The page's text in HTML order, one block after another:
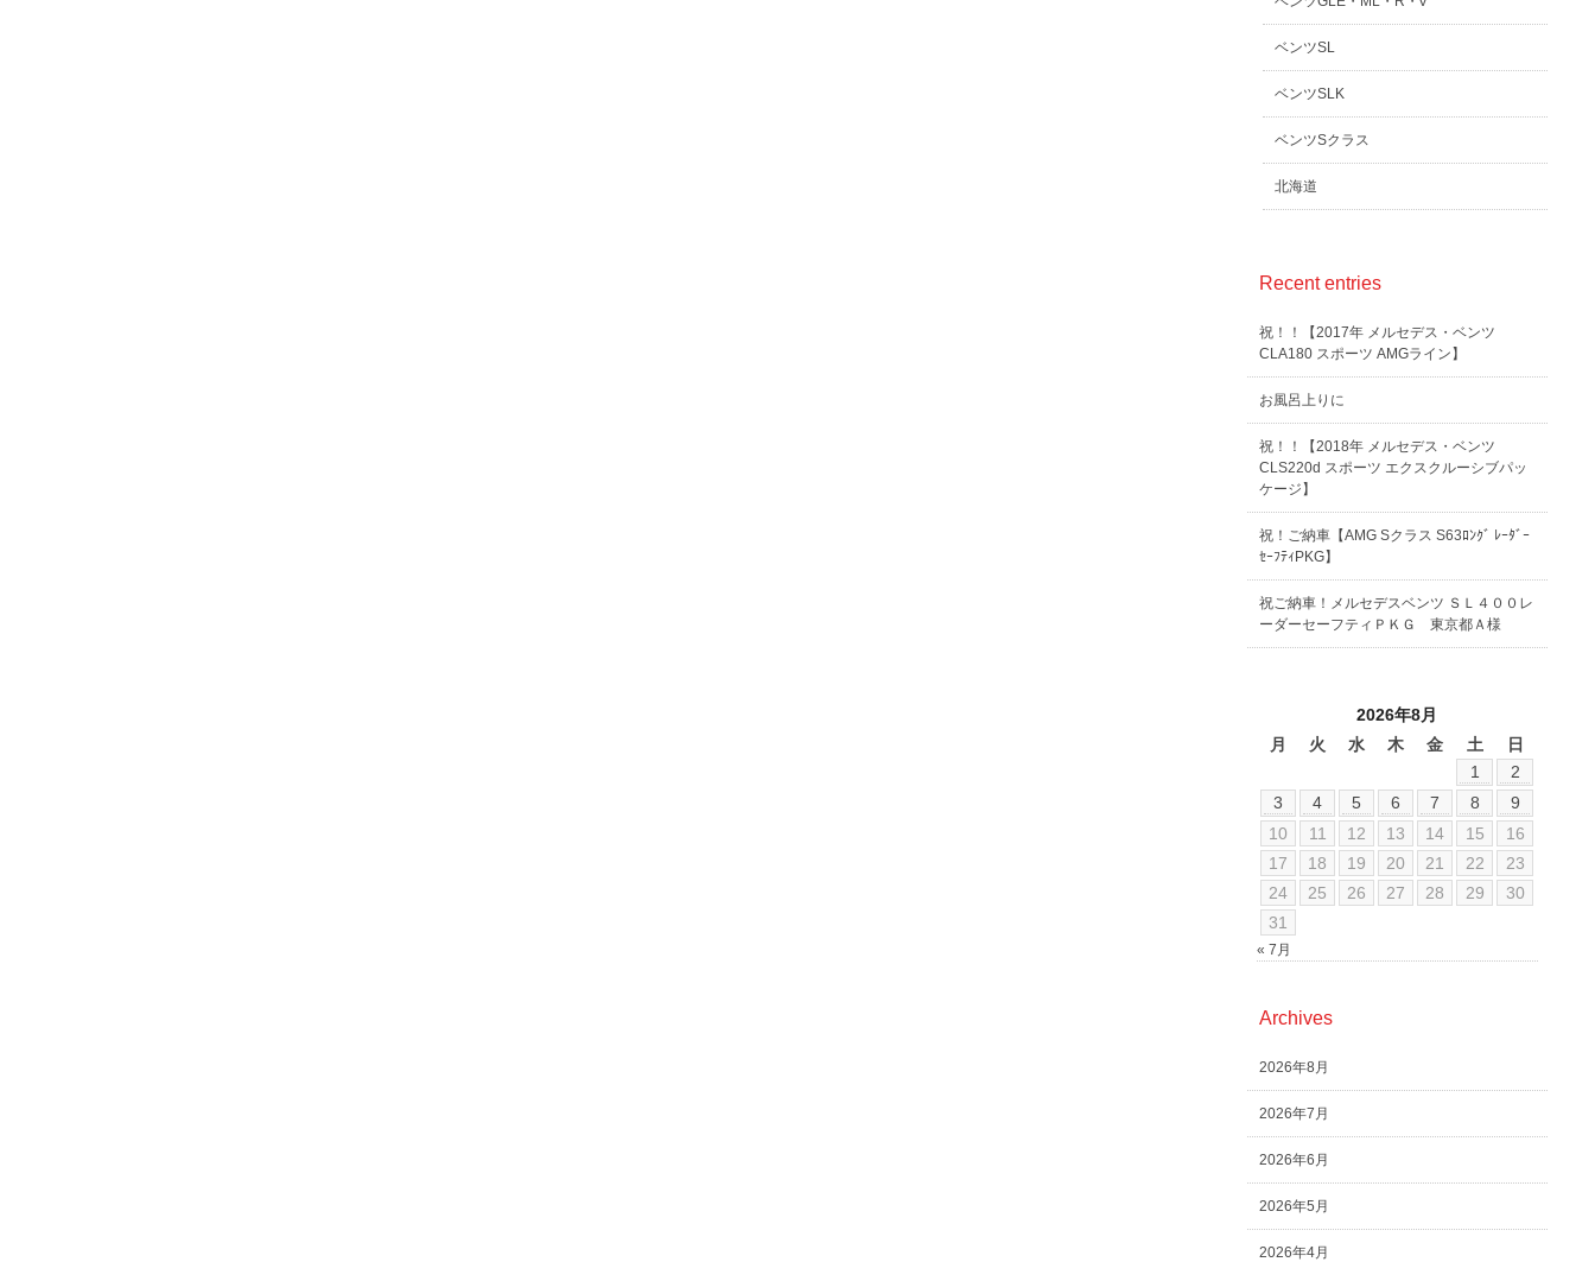
ベンツSL
ベンツSLK
ベンツSクラス
北海道
Recent entries
祝！！【2017年 メルセデス・ベンツ
CLA180 スポーツ AMGライン】
お風呂上りに
祝！！【2018年 メルセデス・ベンツ
CLS220d スポーツ エクスクルーシブパッ
ケージ】
祝！ご納車【AMG Sクラス S63ﾛﾝｸﾞ ﾚｰﾀﾞｰ
ｾｰﾌﾃｨPKG】
祝ご納車！メルセデスベンツ ＳＬ４００レ
ーダーセーフティＰＫＧ 東京都Ａ様
2026年8月
月
火 水 木 金 土
日
1
2
3
4 5 6 7 8
9
10
11 12 13 14 15
16
17
18 19 20 21 22
23
24
25 26 27 28 29
30
31
« 7月
Archives
2026年8月
2026年7月
2026年6月
2026年5月
2026年4月